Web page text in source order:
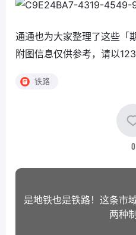
通通也为大家整理了这些「
附图信息仅供参考，请以
铁路
0
是地铁也是铁路！这条市
两种